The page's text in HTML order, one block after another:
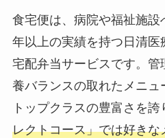
食宅便は、病院や福祉施
年以上の実績を持つ日清医
宅配弁当サービスです。管
養バランスの取れたメニ
トップクラスの豊富さを誇
レクトコース」では好き